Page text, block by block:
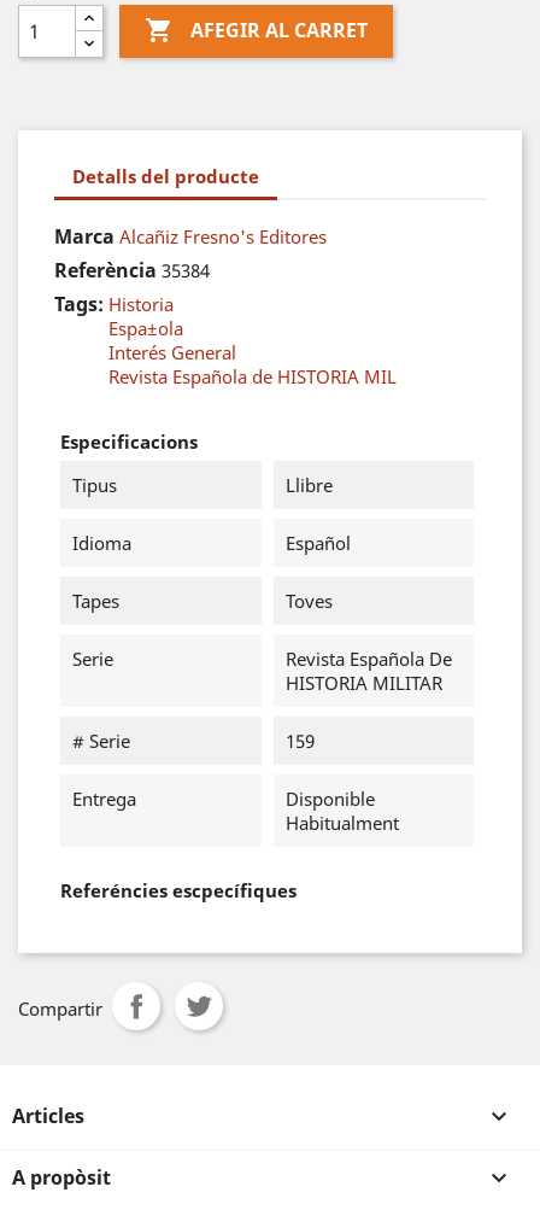
 AFEGIR AL CARRET
Detalls del producte
Marca Alcañiz Fresno's Editores
Referència 35384
Tags: Historia
Espa±ola
Interés General
Revista Española de HISTORIA MIL
Especificacions
Tipus
Llibre
Idioma Español
Tapes Toves
Serie
Revista Española De
HISTORIA MILITAR
# Serie 159
Entrega
Disponible
Habitualment
Referéncies escpecífiques
Compartir
Articles 
A propòsit 